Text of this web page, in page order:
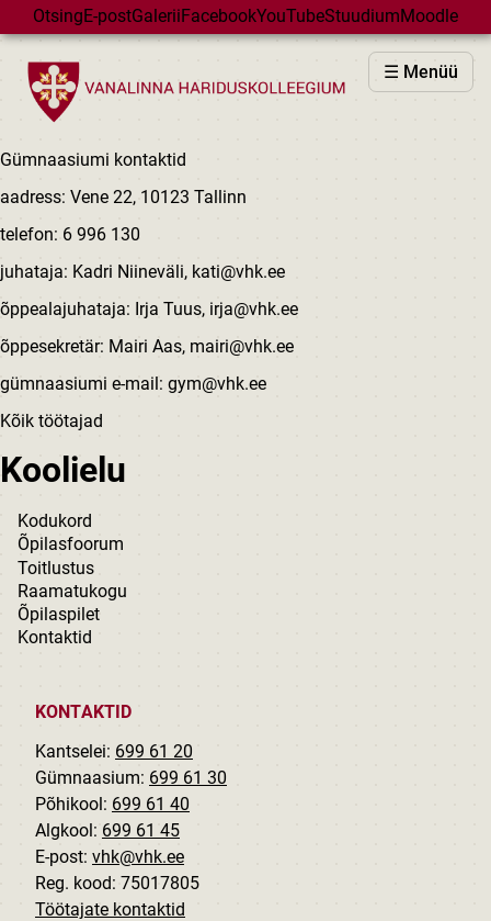
Skip to main content
OtsingE-postGaleriiFacebookYouTubeStuudiumMoodle
☰ Menüü
VHK
VASTUVÕTT
GÜMNAASIUM
MAJAD
HUVIÕPE
SÜNDMUSED
KALENDER
Gümnaasiumi kontaktid
aadress: Vene 22, 10123 Tallinn
telefon: 6 996 130
juhataja: Kadri Niineväli, kati@vhk.ee
õppealajuhataja: Irja Tuus, irja@vhk.ee
õppesekretär: Mairi Aas, mairi@vhk.ee
gümnaasiumi e-mail: gym@vhk.ee
Kõik töötajad
Koolielu
Kodukord
Õpilasfoorum
Toitlustus
Raamatukogu
Õpilaspilet
Kontaktid
KONTAKTID
Kantselei: 699 61 20
Gümnaasium: 699 61 30
Põhikool: 699 61 40
Algkool: 699 61 45
E-post: vhk@vhk.ee
Reg. kood: 75017805
Töötajate kontaktid